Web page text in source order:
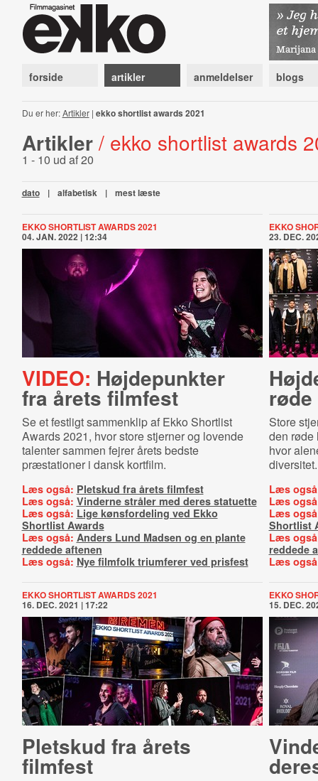
forside artikler anmeldelser blogs
Du er her:Artikler| ekko shortlist awards 2021
Artikler / ekko shortlist awards
1 - 10 ud af 20
dato | alfabetisk | mest læste
EKKO SHORTLIST AWARDS 2021
04. JAN. 2022 | 12:34
VIDEO: Højdepunkter
fra årets filmfest
Se et festligt sammenklip af Ekko Shortlist
Awards 2021, hvor store stjerner og lovende
talenter sammen fejrer årets bedste
præstationer i dansk kortfilm.
Læs også: Pletskud fra årets filmfest
Læs også: Vinderne stråler med deres statuette
Læs også: Lige kønsfordeling ved Ekko
Shortlist Awards
Læs også: Anders Lund Madsen og en plante
reddede aftenen
Læs også: Nye filmfolk triumferer ved prisfest
EKKO
23. DEC.
Store
den røde
hvor
diversitet.
Læs
Læs
Læs
Shortlist
Læs
reddede
Læs
EKKO SHORTLIST AWARDS 2021
16. DEC. 2021 | 17:22
Pletskud fra årets
filmfest
EKKO
15. DEC.